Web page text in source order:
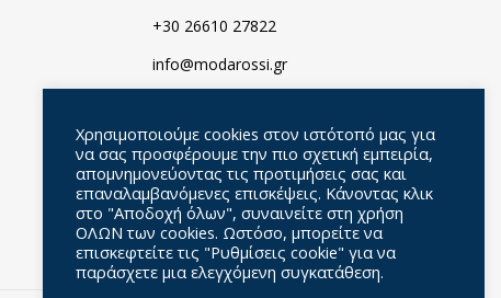
+30 26610 27822
info@modarossi.gr
Κέρκυρα, Ελλάδα
Χρησιμοποιούμε cookies στον ιστότοπό μας για
να σας προσφέρουμε την πιο σχετική εμπειρία,
απομνημονεύοντας τις προτιμήσεις σας και
επαναλαμβανόμενες επισκέψεις. Κάνοντας κλικ
στο "Αποδοχή όλων", συναινείτε στη χρήση
ΟΛΩΝ των cookies. Ωστόσο, μπορείτε να
επισκεφτείτε τις "Ρυθμίσεις cookie" για να
παράσχετε μια ελεγχόμενη συγκατάθεση.